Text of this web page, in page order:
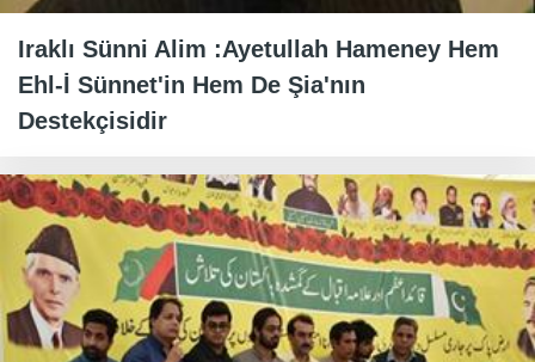
Iraklı Sünni Alim :Ayetullah Hameney Hem
Ehl-İ Sünnet'in Hem De Şia'nın
Destekçisidir